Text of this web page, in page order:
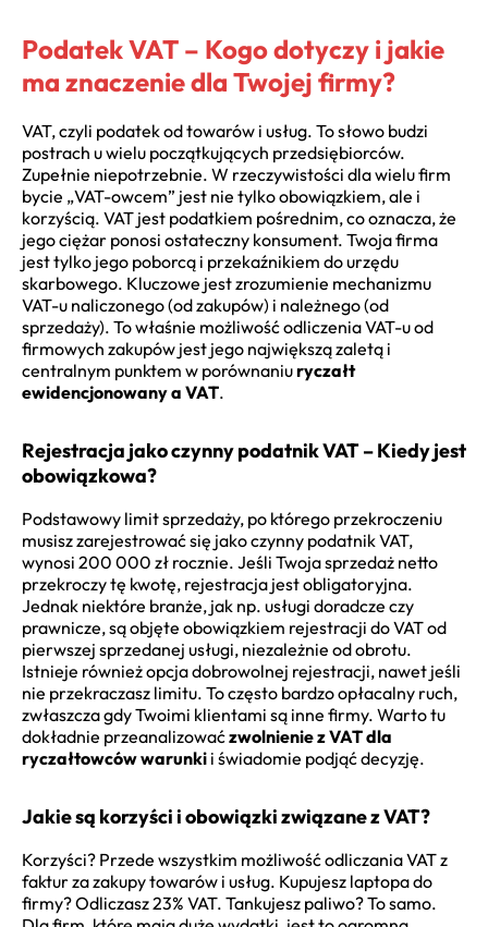
Podatek VAT – Kogo dotyczy i jakie
ma znaczenie dla Twojej firmy?
VAT, czyli podatek od towarów i usług. To słowo budzi
postrach u wielu początkujących przedsiębiorców.
Zupełnie niepotrzebnie. W rzeczywistości dla wielu firm
bycie „VAT-owcem” jest nie tylko obowiązkiem, ale i
korzyścią. VAT jest podatkiem pośrednim, co oznacza, że
jego ciężar ponosi ostateczny konsument. Twoja firma
jest tylko jego poborcą i przekaźnikiem do urzędu
skarbowego. Kluczowe jest zrozumienie mechanizmu
VAT-u naliczonego (od zakupów) i należnego (od
sprzedaży). To właśnie możliwość odliczenia VAT-u od
firmowych zakupów jest jego największą zaletą i
centralnym punktem w porównaniuryczałt
ewidencjonowany a VAT.
Rejestracja jako czynny podatnik VAT – Kiedy jest
obowiązkowa?
Podstawowy limit sprzedaży, po którego przekroczeniu
musisz zarejestrować się jako czynny podatnik VAT,
wynosi 200 000 zł rocznie. Jeśli Twoja sprzedaż netto
przekroczy tę kwotę, rejestracja jest obligatoryjna.
Jednak niektóre branże, jak np. usługi doradcze czy
prawnicze, są objęte obowiązkiem rejestracji do VAT od
pierwszej sprzedanej usługi, niezależnie od obrotu.
Istnieje również opcja dobrowolnej rejestracji, nawet jeśli
nie przekraczasz limitu. To często bardzo opłacalny ruch,
zwłaszcza gdy Twoimi klientami są inne firmy. Warto tu
dokładnie przeanalizowaćzwolnienie z VAT dla
ryczałtowców warunki i świadomie podjąć decyzję.
Jakie są korzyści i obowiązki związane z VAT?
Korzyści? Przede wszystkim możliwość odliczania VAT z
faktur za zakupy towarów i usług. Kupujesz laptopa do
firmy? Odliczasz 23% VAT. Tankujesz paliwo? To samo.